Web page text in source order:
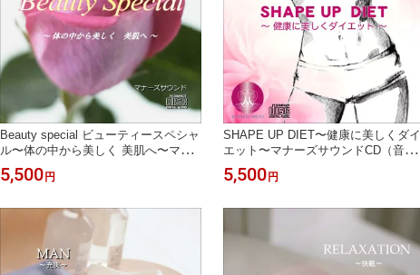
Beauty special ビューティースペシャ
ル〜体の中から美しく 美肌へ〜マナ
ーズサウンドCD（音源メイン）マナ
ーズサウンド 音響振動療法 音響療法
5,500 円
SHAPE UP DIET〜健康に美しくダイ
エット〜マナーズサウンドCD（音源
メイン）マナーズサウンド音響振動療
法音響療法 サイマティクス マナーズ
5,500 円